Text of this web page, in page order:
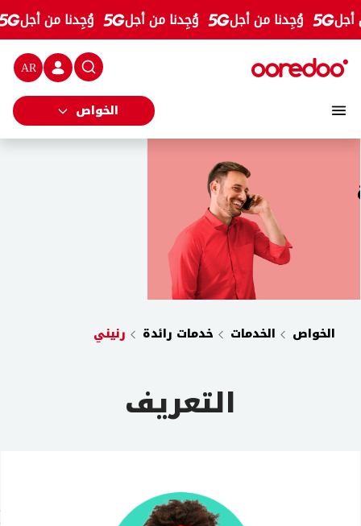
تخطي إلى المحتوى الرئيسي وُجِدنا من أجل وُجِدنا من أجل وُجِدنا من أجل
شريط
الخواص
الخواص الخدمات خدمات رائدة رنيني
التعريف